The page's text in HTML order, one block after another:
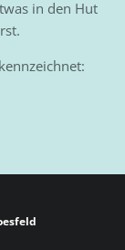
in den Hut